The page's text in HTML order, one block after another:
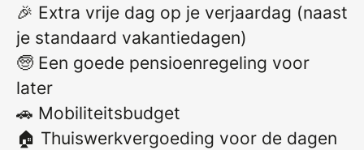
🎉 Extra vrije dag op je verjaardag (naast
je standaard vakantiedagen)
🧓 Een goede pensioenregeling voor
later
🚗 Mobiliteitsbudget
🏠 Thuiswerkvergoeding voor de dagen